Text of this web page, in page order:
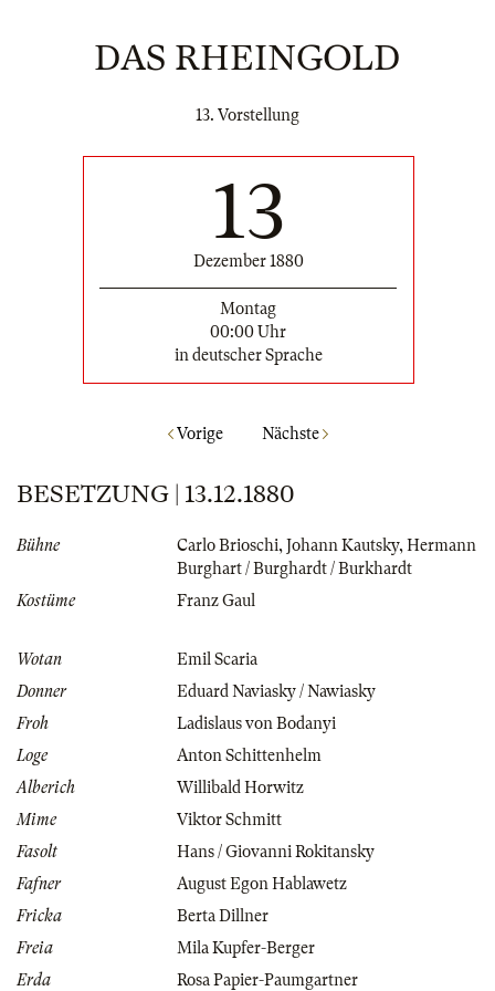
DAS RHEINGOLD
13. Vorstellung
13
Dezember 1880
Montag
00:00 Uhr
in deutscher Sprache
Vorige Nächste
BESETZUNG | 13.12.1880
Bühne Carlo Brioschi,Johann Kautsky,Hermann
Burghart / Burghardt / Burkhardt
Kostüme
Franz Gaul
Wotan
Emil Scaria
Donner
Eduard Naviasky / Nawiasky
Froh
Ladislaus von Bodanyi
Loge
Anton Schittenhelm
Alberich
Willibald Horwitz
Mime
Viktor Schmitt
Fasolt
Hans / Giovanni Rokitansky
Fafner
August Egon Hablawetz
Fricka
Berta Dillner
Freia
Mila Kupfer-Berger
Erda
Rosa Papier-Paumgartner